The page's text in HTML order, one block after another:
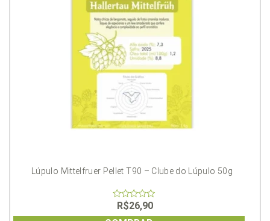
Lúpulo Mittelfruer Pellet T90 – Clube do Lúpulo 50g
R$26,90